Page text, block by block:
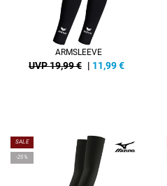
ARMSLEEVE
UVP 19,99 € | 11,99€
SALE
-25%